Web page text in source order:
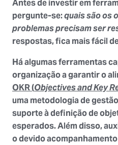
Antes de investir em
pergunte-se:quais são os
problemas precisam ser
respostas, fica mais fácil
Há algumas ferramentas
organização a garantir o
OKR (Objectives and Key
uma metodologia de
suporte à definição de
esperados. Além disso,
o devido